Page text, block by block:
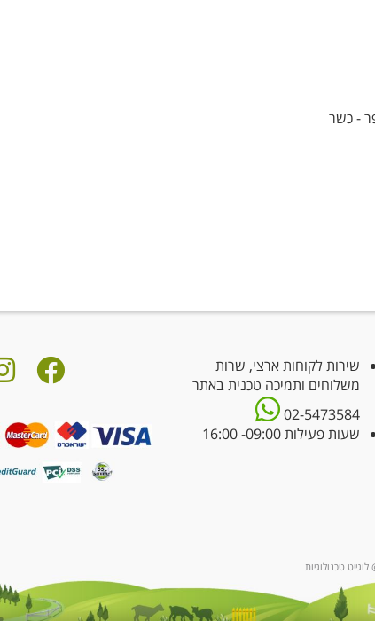
- כשר
שירות לקוחות ארצי, שרות
משלוחים ותמיכה טכנית באתר
02-5473584
שעות פעילות 09:00- 16:00
טכנולוגיות